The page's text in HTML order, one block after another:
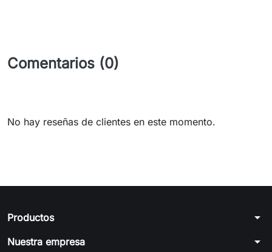
Comentarios (0)
No hay reseñas de clientes en este momento.
Productos arrow_drop_down
Nuestra empresa arrow_drop_down